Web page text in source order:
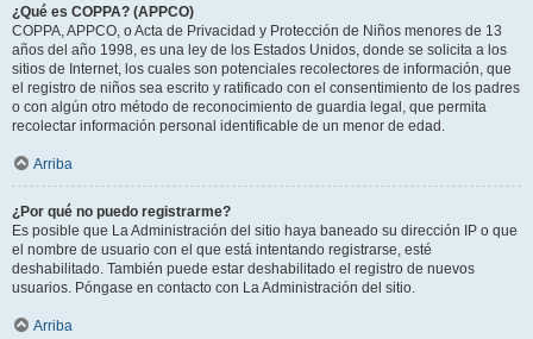
¿Qué es COPPA? (APPCO)
COPPA, APPCO, o Acta de Privacidad y Protección de Niños menores de 13
años del año 1998, es una ley de los Estados Unidos, donde se solicita a los
sitios de Internet, los cuales son potenciales recolectores de información, que
el registro de niños sea escrito y ratificado con el consentimiento de los padres
o con algún otro método de reconocimiento de guardia legal, que permita
recolectar información personal identificable de un menor de edad.
Arriba
¿Por qué no puedo registrarme?
Es posible que La Administración del sitio haya baneado su dirección IP o que
el nombre de usuario con el que está intentando registrarse, esté
deshabilitado. También puede estar deshabilitado el registro de nuevos
usuarios. Póngase en contacto con La Administración del sitio.
Arriba